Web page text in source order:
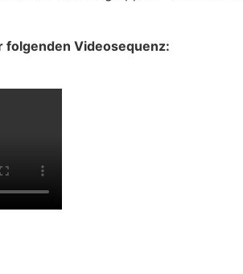
folgenden Videosequenz: